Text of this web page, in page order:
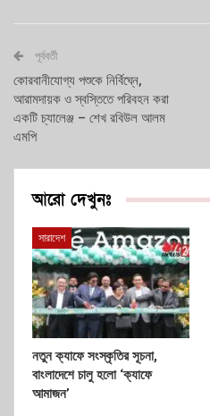
পূর্ববর্তী
কোরবানীযোগ্য পশুকে নির্বিঘ্নে,
আরামদায়ক ও স্বস্তিতে পরিবহন করা
একটি চ্যালেঞ্জ – শেখ রবিউল আলম
এমপি
আরো দেখুনঃ
সারাদেশ
নতুন ক্যাফে সংস্কৃতির সূচনা,
বাংলাদেশে চালু হলো ‘ক্যাফে
আমাজন’